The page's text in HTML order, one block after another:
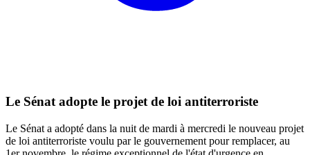
Le Sénat adopte le projet de loi antiterroriste
Le Sénat a adopté dans la nuit de mardi à mercredi le nouveau projet
de loi antiterroriste voulu par le gouvernement pour remplacer, au